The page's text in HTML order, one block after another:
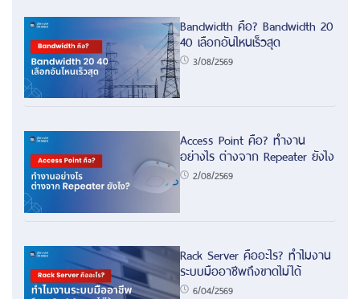
Bandwidth คือ? Bandwidth 20
40 เลือกอันไหนเร็วสุด
3/08/2569
Access Point คือ? ทำงาน
อย่างไร ต่างจาก Repeater ยังไง
2/08/2569
Rack Server คืออะไร? ทำไมงาน
ระบบมืออาชีพถึงขาดไม่ได้
6/04/2569